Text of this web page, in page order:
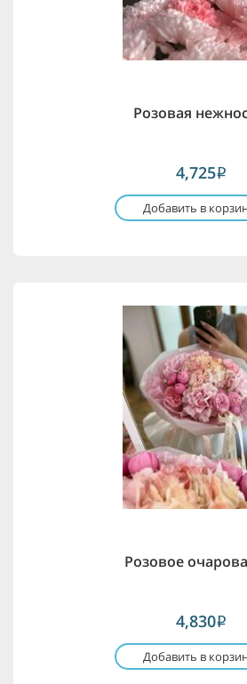
Розовая
4,725i
Добавить в
Розовое
4,830i
Добавить в